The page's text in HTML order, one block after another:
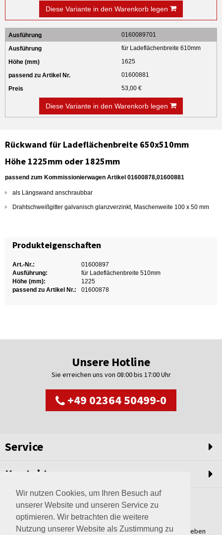
Wir nutzen Cookies, um Ihren Besuch auf
unserer Website und unseren Service zu
optimieren. Wir betrachten die weitere
Nutzung unserer Website als Zustimmung zu
Diese Variante in den Warenkorb legen
0160089701
für Ladeflächenbreite 610mm
1625
01600881
53,00 €
Diese Variante in den Warenkorb legen
Rückwand für Ladeflächenbreite 650x510mm
Höhe 1225mm oder 1825mm
passend zum Kommissionierwagen Artikel 01600878,01600881
als Längswand anschraubbar
Drahtschweißgitter galvanisch glanzverzinkt, Maschenweite 100 x 50 mm
Produkteigenschaften
Art.-Nr.:
01600897
Ausführung:
für Ladeflächenbreite 510mm
Höhe (mm):
1225
passend zu Artikel Nr.:
01600878
Unsere Hotline
Sie erreichen uns von 08:00 bis 17:00 Uhr
+49 02364 50499-0
Service
Kontakt
Weltweit setzen wir unsere Erfahrungswerte und unser Streben